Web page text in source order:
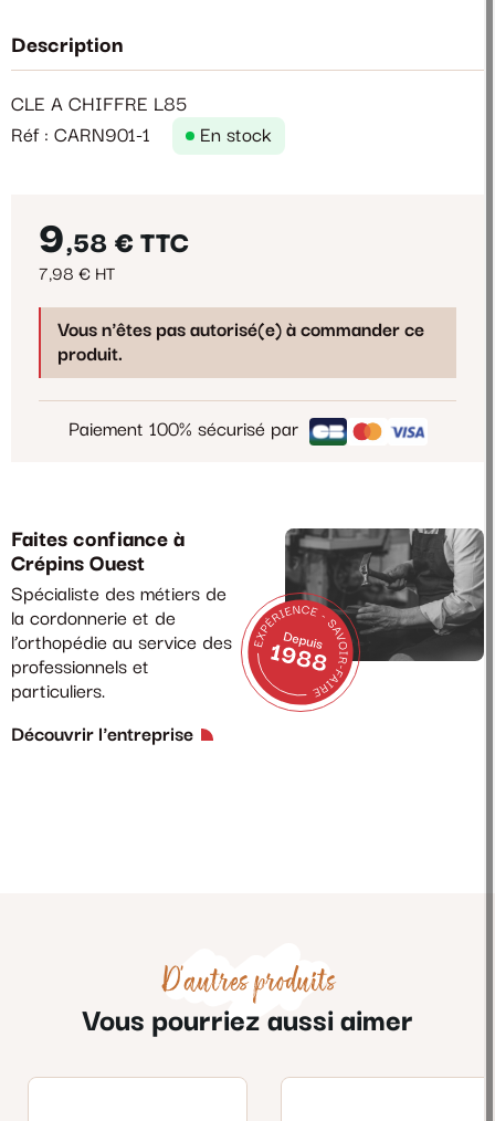
Description
CLE A CHIFFRE L85
Réf : CARN901-1
En stock
9,58 € TTC
7,98 € HT
Vous n'êtes pas autorisé(e) à commander ce
produit.
Paiement 100% sécurisé par
Faites confiance à
Crépins Ouest
Spécialiste des métiers de
la cordonnerie et de
l’orthopédie au service des
professionnels et
particuliers.
Découvrir l'entreprise
D'autres produits
Vous pourriez aussi aimer